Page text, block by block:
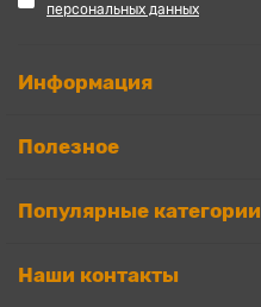
персональных данных
Информация
Полезное
Популярные категории
Наши контакты